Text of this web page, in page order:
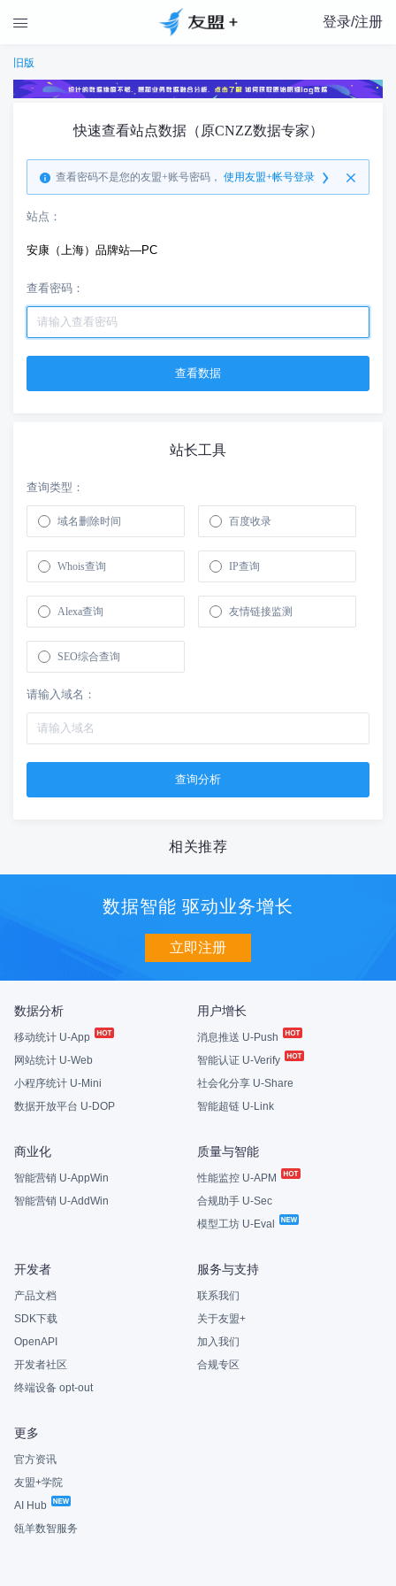
 登录/注册
旧版
快速查看站点数据（原CNZZ数据专家）
查看密码不是您的友盟+账号密码， 使用友盟+帐号登录
站点：
安康（上海）品牌站—PC
查看密码：
站长工具
查询类型：
域名删除时间 百度收录
Whois查询 IP查询
Alexa查询 友情链接监测
SEO综合查询
请输入域名：
相关推荐
数据智能 驱动业务增长
立即注册
数据分析
移动统计 U-App
网站统计 U-Web
小程序统计 U-Mini
数据开放平台 U-DOP
用户增长
消息推送 U-Push
智能认证 U-Verify
社会化分享 U-Share
智能超链 U-Link
商业化
智能营销 U-AppWin
智能营销 U-AddWin
质量与智能
性能监控 U-APM
合规助手 U-Sec
模型工坊 U-Eval
开发者
产品文档
SDK下载
OpenAPI
开发者社区
终端设备 opt-out
服务与支持
联系我们
关于友盟+
加入我们
合规专区
更多
官方资讯
友盟+学院
AI Hub
瓴羊数智服务